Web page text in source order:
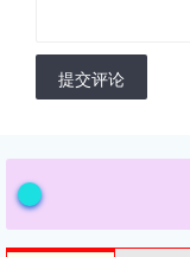
提交评论